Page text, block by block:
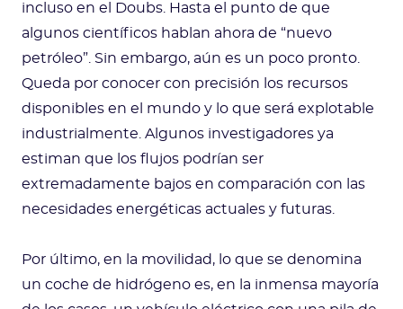
incluso en el Doubs. Hasta el punto de que
algunos científicos hablan ahora de “nuevo
petróleo”. Sin embargo, aún es un poco pronto.
Queda por conocer con precisión los recursos
disponibles en el mundo y lo que será explotable
industrialmente. Algunos investigadores ya
estiman que los flujos podrían ser
extremadamente bajos en comparación con las
necesidades energéticas actuales y futuras.
Por último, en la movilidad, lo que se denomina
un coche de hidrógeno es, en la inmensa mayoría